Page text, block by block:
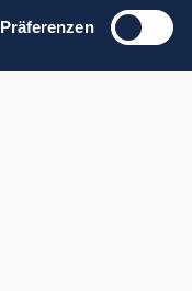
Präferenzen